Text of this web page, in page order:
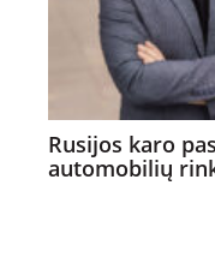
Rusijos karo
automobilių